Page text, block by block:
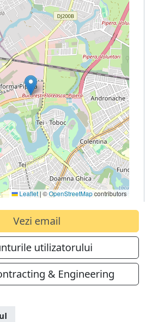
Leaflet | ©OpenStreetMapcontributors
Vezi email
utilizatorului
& Engineering